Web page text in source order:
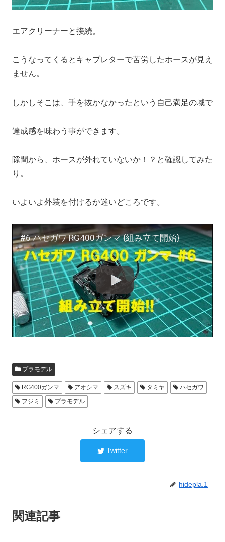
エアクリーナーと接続。
こうなってくるとキャブレターで苦労したホースが見え
ません。
しかしそこは、手を抜かなかったという自己満足の域で
達成感を味わう事ができます。
隙間から、ホースが外れていないか！？と確認してみた
り。
いよいよ外装を付けるか迷いどころです。
#6 ハセガワ RG400ガンマ {組み立て開始}
プラモデル
RG400ガンマ アオシマ スズキ タミヤ
ハセガワ
フジミ
プラモデル
シェアする
Twitter
hidepla.1
関連記事